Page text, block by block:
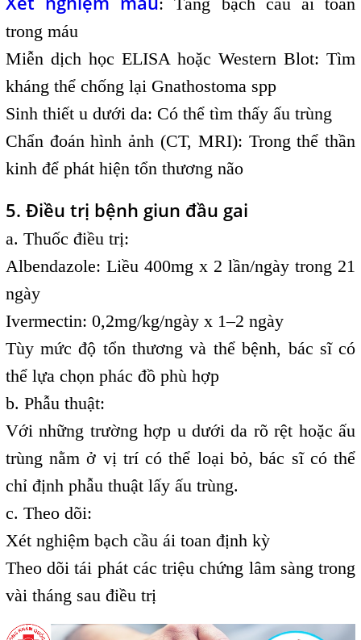
trong máu
Miễn dịch học ELISA hoặc Western Blot: Tìm
kháng thể chống lại Gnathostoma spp
Sinh thiết u dưới da: Có thể tìm thấy ấu trùng
Chẩn đoán hình ảnh (CT, MRI): Trong thể thần
kinh để phát hiện tổn thương não
5. Điều trị bệnh giun đầu gai
a. Thuốc điều trị:
Albendazole: Liều 400mg x 2 lần/ngày trong 21
ngày
Ivermectin: 0,2mg/kg/ngày x 1–2 ngày
Tùy mức độ tổn thương và thể bệnh, bác sĩ có
thể lựa chọn phác đồ phù hợp
b. Phẫu thuật:
Với những trường hợp u dưới da rõ rệt hoặc ấu
trùng nằm ở vị trí có thể loại bỏ, bác sĩ có thể
chỉ định phẫu thuật lấy ấu trùng.
c. Theo dõi:
Xét nghiệm bạch cầu ái toan định kỳ
Theo dõi tái phát các triệu chứng lâm sàng trong
vài tháng sau điều trị